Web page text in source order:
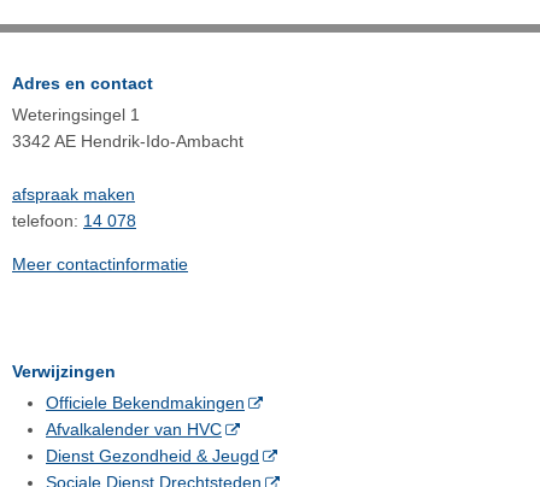
Adres en contact
Weteringsingel 1
3342 AE Hendrik-Ido-Ambacht
afspraak maken
telefoon: 14 078
Meer contactinformatie
Verwijzingen
Officiele Bekendmakingen
Afvalkalender van HVC
Dienst Gezondheid & Jeugd
Sociale Dienst Drechtsteden